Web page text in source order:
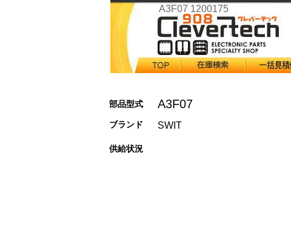
A3F07 1200175
部品型式 A3F07
ブランド SWIT
供給状況